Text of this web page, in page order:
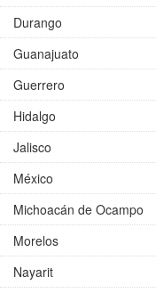
Durango
Guanajuato
Guerrero
Hidalgo
Jalisco
México
Michoacán de Ocampo
Morelos
Nayarit